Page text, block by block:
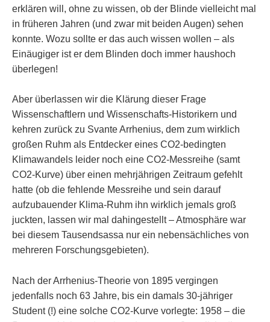
erklären will, ohne zu wissen, ob der Blinde vielleicht mal
in früheren Jahren (und zwar mit beiden Augen) sehen
konnte. Wozu sollte er das auch wissen wollen – als
Einäugiger ist er dem Blinden doch immer haushoch
überlegen!
Aber überlassen wir die Klärung dieser Frage
Wissenschaftlern und Wissenschafts-Historikern und
kehren zurück zu Svante Arrhenius, dem zum wirklich
großen Ruhm als Entdecker eines CO2-bedingten
Klimawandels leider noch eine CO2-Messreihe (samt
CO2-Kurve) über einen mehrjährigen Zeitraum gefehlt
hatte (ob die fehlende Messreihe und sein darauf
aufzubauender Klima-Ruhm ihn wirklich jemals groß
juckten, lassen wir mal dahingestellt – Atmosphäre war
bei diesem Tausendsassa nur ein nebensächliches von
mehreren Forschungsgebieten).
Nach der Arrhenius-Theorie von 1895 vergingen
jedenfalls noch 63 Jahre, bis ein damals 30-jähriger
Student (!) eine solche CO2-Kurve vorlegte: 1958 – die